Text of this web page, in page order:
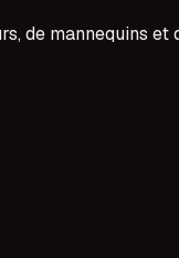
de mannequins et